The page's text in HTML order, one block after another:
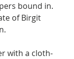
bound in.
of Birgit
with a cloth-